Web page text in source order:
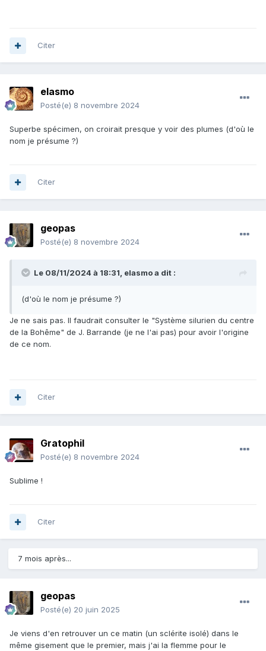
Citer
elasmo
Posté(e) 8 novembre 2024
Superbe spécimen, on croirait presque y voir des plumes (d'où le
nom je présume ?)
Citer
geopas
Posté(e) 8 novembre 2024
Le 08/11/2024 à 18:31, elasmoa dit :
(d'où le nom je présume ?)
Je ne sais pas. Il faudrait consulter le "Système silurien du centre
de la Bohême" de J. Barrande (je ne l'ai pas) pour avoir l'origine
de ce nom.
Citer
Gratophil
Posté(e) 8 novembre 2024
Sublime !
Citer
7 mois après...
geopas
Posté(e) 20 juin 2025
Je viens d'en retrouver un ce matin (un sclérite isolé) dans le
même gisement que le premier, mais j'ai la flemme pour le